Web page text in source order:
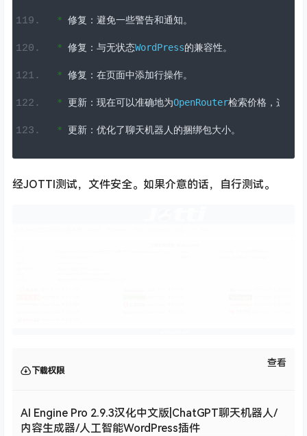
* 修复：避免一些警告和通知。
* 修复：与无状态WordPress的兼容性。
* 修复：在页面中添加行操作。
* 更新：现在可以准确地为OpenRouter检索价格，这要
* 更新：优化了聊天机器人的捆绑包大小。
经JOTTI测试，文件安全。如果介意的话，自行测试。
下载权限
查看
AI Engine Pro 2.9.3汉化中文版|ChatGPT聊天机器人/
内容生成器/人工智能WordPress插件